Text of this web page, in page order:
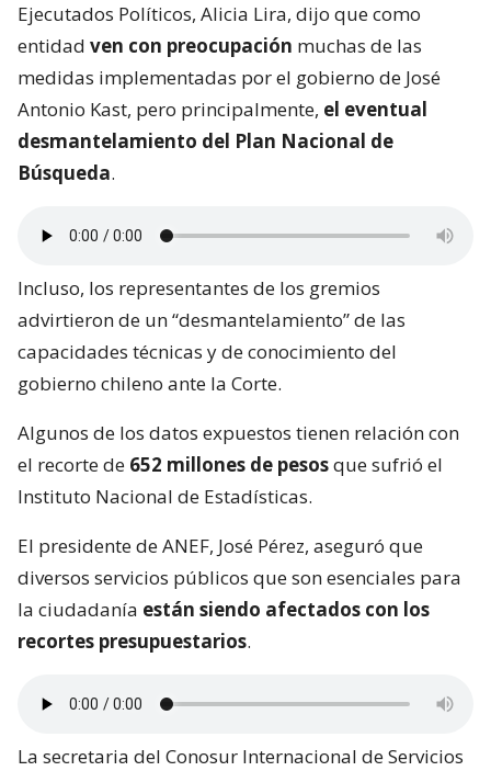
Ejecutados Políticos, Alicia Lira, dijo que como
entidad ven con preocupación muchas de las
medidas implementadas por el gobierno de José
Antonio Kast, pero principalmente, el eventual
desmantelamiento del Plan Nacional de
Búsqueda.
Incluso, los representantes de los gremios
advirtieron de un “desmantelamiento” de las
capacidades técnicas y de conocimiento del
gobierno chileno ante la Corte.
Algunos de los datos expuestos tienen relación con
el recorte de 652 millones de pesosque sufrió el
Instituto Nacional de Estadísticas.
El presidente de ANEF, José Pérez, aseguró que
diversos servicios públicos que son esenciales para
la ciudadanía están siendo afectados con los
recortes presupuestarios.
La secretaria del Conosur Internacional de Servicios